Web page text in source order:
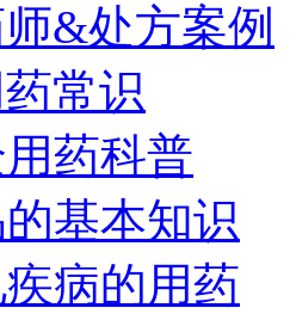
&处方案例
常识
药科普
基本知识
病的用药